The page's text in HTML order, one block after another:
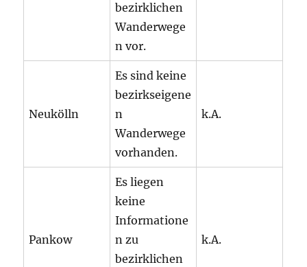
bezirklichen
Wanderwege
n vor.
Neukölln
Es sind keine
bezirkseigene
n
Wanderwege
vorhanden.
k.A.
Pankow
Es liegen
keine
Informatione
n zu
bezirklichen
k.A.